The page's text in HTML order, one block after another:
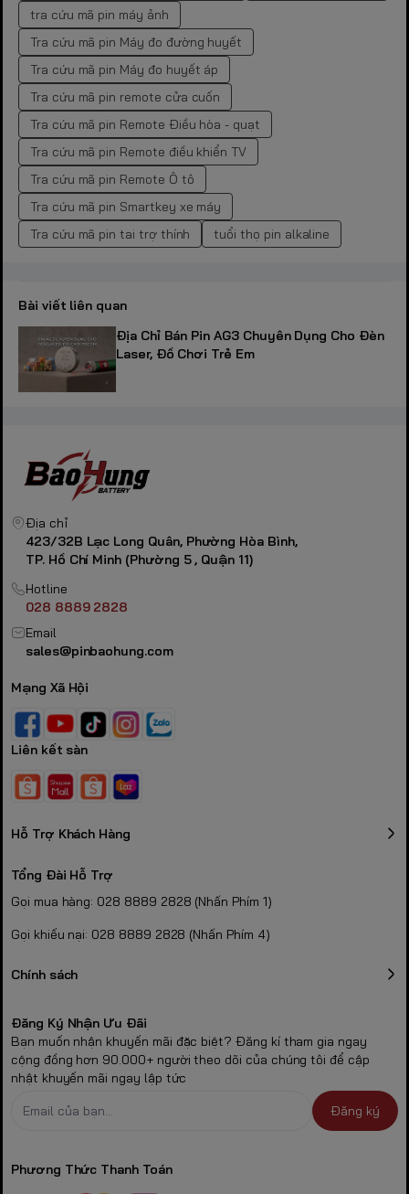
tra cứu mã pin máy ảnh
Tra cứu mã pin Máy đo đường huyết
Tra cứu mã pin Máy đo huyết áp
Tra cứu mã pin remote cửa cuốn
Tra cứu mã pin Remote Điều hòa - quạt
Tra cứu mã pin Remote điều khiển TV
Tra cứu mã pin Remote Ô tô
Tra cứu mã pin Smartkey xe máy
Tra cứu mã pin tai trợ thính
tuổi thọ pin alkaline
Bài viết liên quan
Địa Chỉ Bán Pin AG3 Chuyên Dụng Cho Đèn
Laser, Đồ Chơi Trẻ Em
Địa chỉ
423/32B Lạc Long Quân, Phường Hòa Bình,
TP. Hồ Chí Minh (Phường 5 , Quận 11)
Hotline
028 8889 2828
Email
sales@pinbaohung.com
Mạng Xã Hội
Liên kết sàn
Hỗ Trợ Khách Hàng
Tổng Đài Hỗ Trợ
Gọi mua hàng: 028 8889 2828 (Nhấn Phím 1)
Gọi khiếu nại: 028 8889 2828 (Nhấn Phím 4)
Chính sách
Đăng Ký Nhận Ưu Đãi
Bạn muốn nhận khuyến mãi đặc biệt? Đăng kí tham gia ngay
cộng đồng hơn 90.000+ người theo dõi của chúng tôi để cập
nhật khuyến mãi ngay lập tức
Đăng ký
Phương Thức Thanh Toán